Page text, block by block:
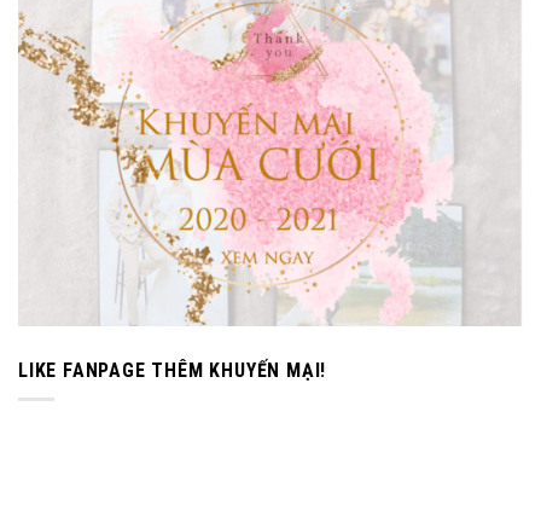
LIKE FANPAGE THÊM KHUYẾN MẠI!